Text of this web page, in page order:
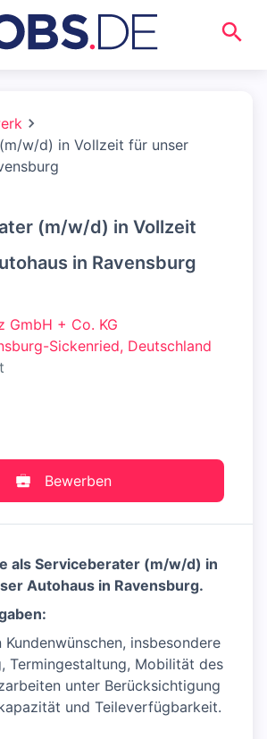
w/d) in Vollzeit für unser
(m/w/d) in Vollzeit
in Ravensburg
GmbH + Co. KG
Sickenried, Deutschland
Bewerben
als Serviceberater (m/w/d) in
Autohaus in Ravensburg.
insbesondere
Termingestaltung, Mobilität des
unter Berücksichtigung
und Teileverfügbarkeit.